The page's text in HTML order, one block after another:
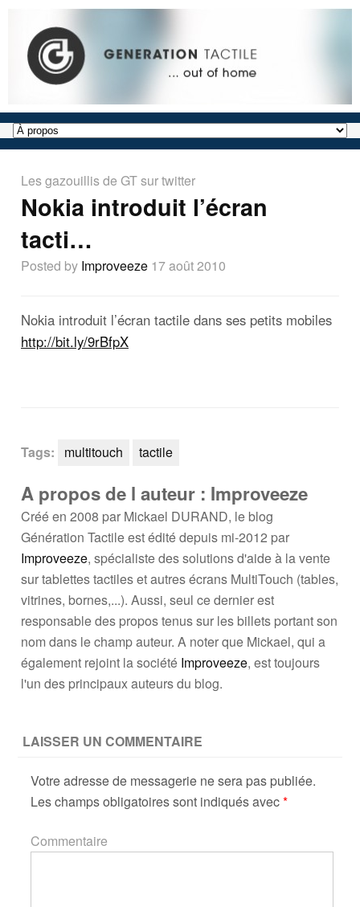
Les gazouillis de GT sur twitter
Nokia introduit l’écran
tacti…
Posted by Improveeze 17 août 2010
Nokia introduit l’écran tactile dans ses petits mobiles
http://bit.ly/9rBfpX
Tags: multitouch tactile
A propos de l auteur : Improveeze
Créé en 2008 par Mickael DURAND, le blog
Génération Tactile est édité depuis mi-2012 par
Improveeze, spécialiste des solutions d'aide à la vente
sur tablettes tactiles et autres écrans MultiTouch (tables,
vitrines, bornes,...). Aussi, seul ce dernier est
responsable des propos tenus sur les billets portant son
nom dans le champ auteur. A noter que Mickael, qui a
également rejoint la société Improveeze, est toujours
l'un des principaux auteurs du blog.
LAISSER UN COMMENTAIRE
Votre adresse de messagerie ne sera pas publiée.
Les champs obligatoires sont indiqués avec*
Commentaire